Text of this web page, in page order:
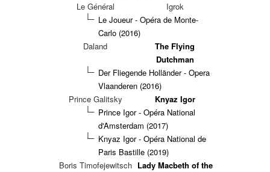
Le Général
Igrok
Le Joueur - Opéra de Monte-
Carlo (2016)
Daland
The Flying
Dutchman
Der Fliegende Holländer - Opera
Vlaanderen (2016)
Prince Galitsky
Knyaz Igor
Prince Igor - Opéra National
d'Amsterdam (2017)
Knyaz Igor - Opéra National de
Paris Bastille (2019)
Boris Timofejewitsch Lady Macbeth of the